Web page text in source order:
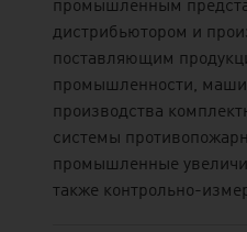
промышленным
дистрибьютором и
поставляющим
промышленности,
производства
системы
промышленные
также контрольно-